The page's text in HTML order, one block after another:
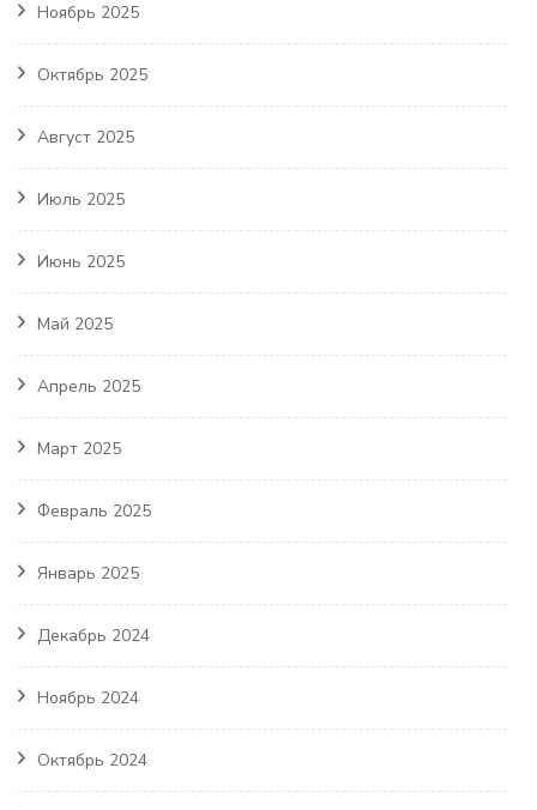
Ноябрь 2025
Октябрь 2025
Август 2025
Июль 2025
Июнь 2025
Май 2025
Апрель 2025
Март 2025
Февраль 2025
Январь 2025
Декабрь 2024
Ноябрь 2024
Октябрь 2024